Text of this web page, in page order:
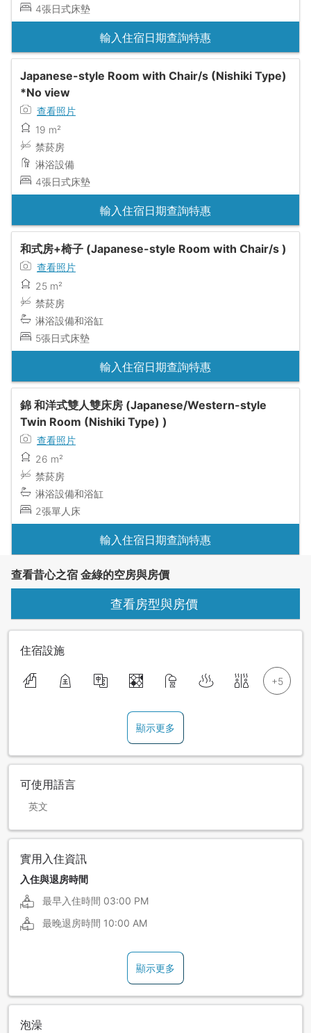
4張日式床墊
輸入住宿日期查詢特惠
Japanese-style Room with Chair/s (Nishiki Type)
*No view
查看照片
19 m²
禁菸房
淋浴設備
4張日式床墊
輸入住宿日期查詢特惠
和式房+椅子 (Japanese-style Room with Chair/s )
查看照片
25 m²
禁菸房
淋浴設備和浴缸
5張日式床墊
輸入住宿日期查詢特惠
錦 和洋式雙人雙床房 (Japanese/Western-style
Twin Room (Nishiki Type) )
查看照片
26 m²
禁菸房
淋浴設備和浴缸
2張單人床
輸入住宿日期查詢特惠
查看昔心之宿 金綠的空房與房價
查看房型與房價
住宿設施
顯示更多
可使用語言
英文
實用入住資訊
入住與退房時間
最早入住時間 03:00 PM
最晚退房時間 10:00 AM
顯示更多
泡澡